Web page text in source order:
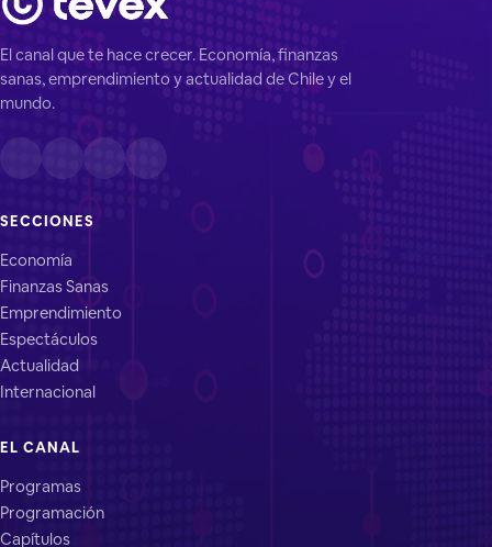
El canal que te hace crecer. Economía, finanzas
sanas, emprendimiento y actualidad de Chile y el
mundo.
SECCIONES
Economía
Finanzas Sanas
Emprendimiento
Espectáculos
Actualidad
Internacional
EL CANAL
Programas
Programación
Capítulos